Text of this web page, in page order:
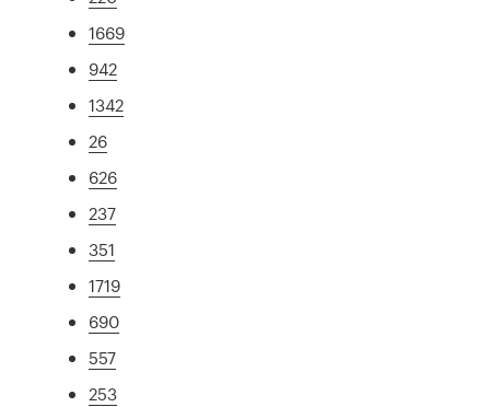
1669
942
1342
26
626
237
351
1719
690
557
253